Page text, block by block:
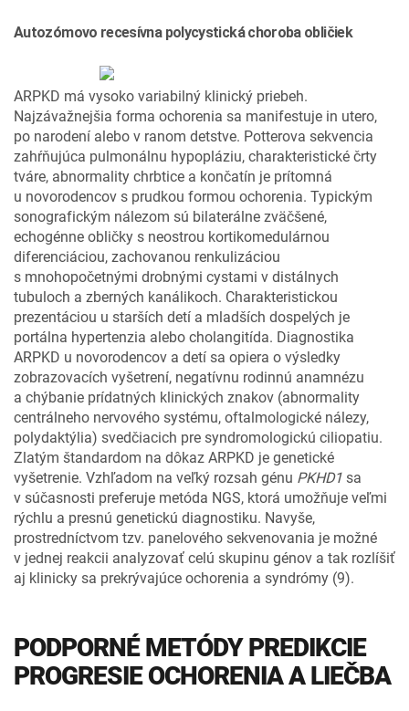
Autozómovo recesívna polycystická choroba obličiek
ARPKD má vysoko variabilný klinický priebeh.
Najzávažnejšia forma ochorenia sa manifestuje in utero,
po narodení alebo v ranom detstve. Potterova sekvencia
zahŕňujúca pulmonálnu hypopláziu, charakteristické črty
tváre, abnormality chrbtice a končatín je prítomná
u novorodencov s prudkou formou ochorenia. Typickým
sonografickým nálezom sú bilaterálne zväčšené,
echogénne obličky s neostrou kortikomedulárnou
diferenciáciou, zachovanou renkulizáciou
s mnohopočetnými drobnými cystami v distálnych
tubuloch a zberných kanálikoch. Charakteristickou
prezentáciou u starších detí a mladších dospelých je
portálna hypertenzia alebo cholangitída. Diagnostika
ARPKD u novorodencov a detí sa opiera o výsledky
zobrazovacích vyšetrení, negatívnu rodinnú anamnézu
a chýbanie prídatných klinických znakov (abnormality
centrálneho nervového systému, oftalmologické nálezy,
polydaktýlia) svedčiacich pre syndromologickú ciliopatiu.
Zlatým štandardom na dôkaz ARPKD je genetické
vyšetrenie. Vzhľadom na veľký rozsah génu PKHD1sa
v súčasnosti preferuje metóda NGS, ktorá umožňuje veľmi
rýchlu a presnú genetickú diagnostiku. Navyše,
prostredníctvom tzv. panelového sekvenovania je možné
v jednej reakcii analyzovať celú skupinu génov a tak rozlíšiť
aj klinicky sa prekrývajúce ochorenia a syndrómy (9).
PODPORNÉ METÓDY PREDIKCIE
PROGRESIE OCHORENIA A LIEČBA